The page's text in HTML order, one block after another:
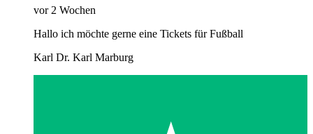
vor 2 Wochen
Hallo ich möchte gerne eine Tickets für Fußball
Karl Dr. Karl Marburg